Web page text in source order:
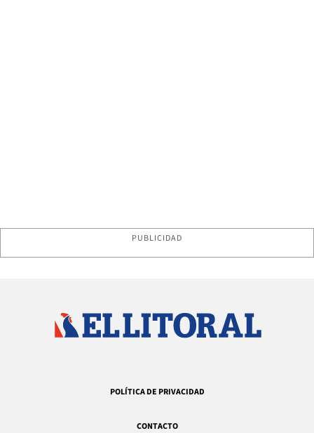
PUBLICIDAD
POLÍTICA DE PRIVACIDAD
CONTACTO